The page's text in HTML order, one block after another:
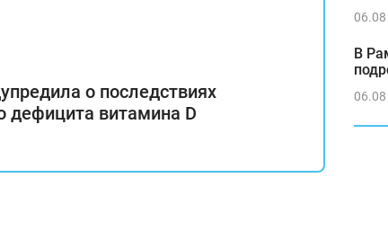
о последствиях
дефицита витамина D
06.08
В